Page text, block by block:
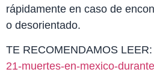
rápidamente en caso de
o desorientado.
TE RECOMENDAMOS LEER:
21-muertes-en-mexico-